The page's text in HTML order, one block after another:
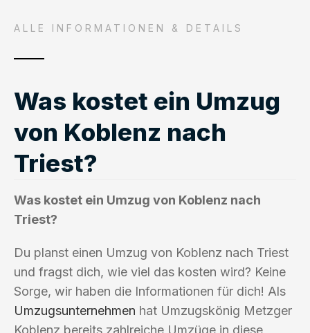
ALLE INFORMATIONEN & DETAILS
Was kostet ein Umzug
von Koblenz nach
Triest?
Was kostet ein Umzug von Koblenz nach
Triest?
Du planst einen Umzug von Koblenz nach Triest
und fragst dich, wie viel das kosten wird? Keine
Sorge, wir haben die Informationen für dich! Als
Umzugsunternehmen hat Umzugskönig Metzger
Koblenz bereits zahlreiche Umzüge in diese